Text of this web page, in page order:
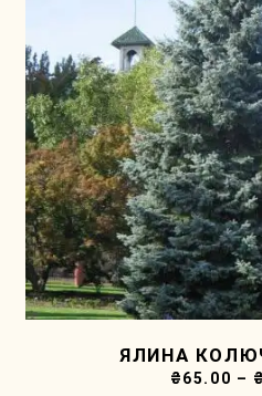
ЯЛИНА
₴65.00 – ₴